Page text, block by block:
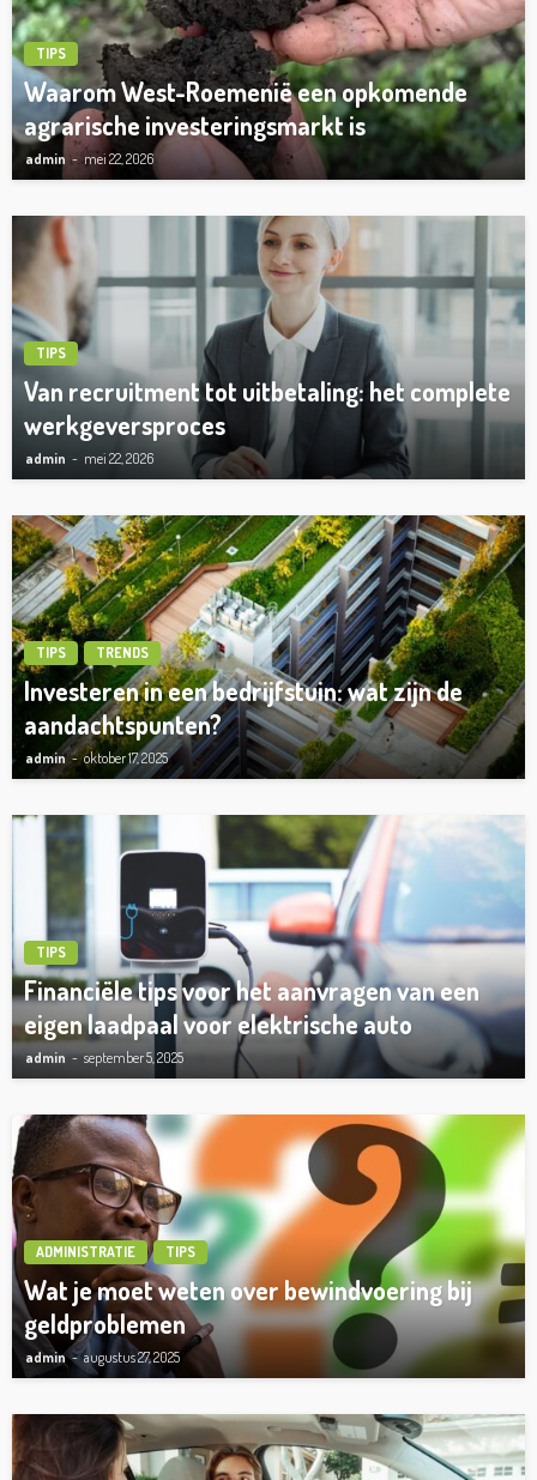
TIPS
Waarom West-Roemenië een opkomende
agrarische investeringsmarkt is
admin mei 22, 2026
TIPS
Van recruitment tot uitbetaling: het complete
werkgeversproces
admin mei 22, 2026
TIPS TRENDS
Investeren in een bedrijfstuin: wat zijn de
aandachtspunten?
admin oktober 17, 2025
TIPS
Financiële tips voor het aanvragen van een
eigen laadpaal voor elektrische auto
admin september 5, 2025
ADMINISTRATIE TIPS
Wat je moet weten over bewindvoering bij
geldproblemen
admin augustus 27, 2025